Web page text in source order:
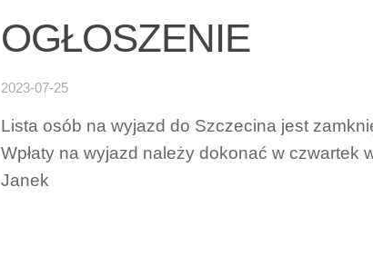
OGŁOSZENIE
2023-07-25
Lista osób na wyjazd do Szczecina jest
Wpłaty na wyjazd należy dokonać w czwartek
Janek